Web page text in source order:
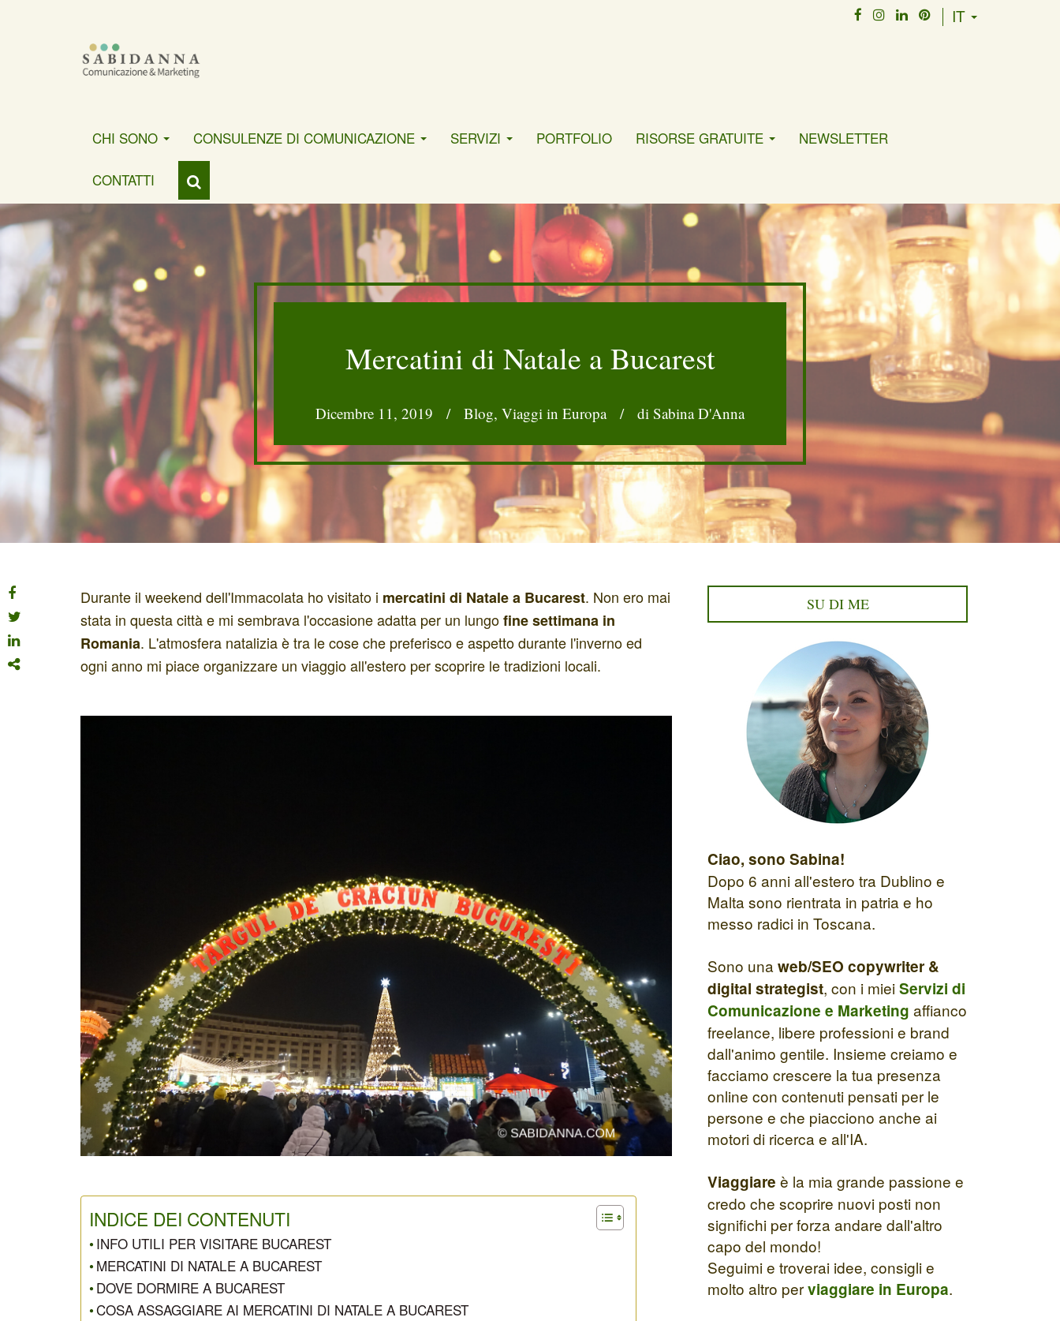
IT
CHI SONO CONSULENZE DI COMUNICAZIONE SERVIZI PORTFOLIO RISORSE GRATUITE NEWSLETTER
CONTATTI
Mercatini di Natale a Bucarest
Dicembre 11, 2019 / Blog, Viaggi in Europa/ di Sabina D'Anna
Durante il weekend dell'Immacolata ho visitato i mercatini di Natale a Bucarest. Non ero mai
stata in questa città e mi sembrava l'occasione adatta per un lungofine settimana in
Romania. L'atmosfera natalizia è tra le cose che preferisco e aspetto durante l'inverno ed
ogni anno mi piace organizzare un viaggio all'estero per scoprire le tradizioni locali.
INDICE DEI CONTENUTI
INFO UTILI PER VISITARE BUCAREST
MERCATINI DI NATALE A BUCAREST
DOVE DORMIRE A BUCAREST
COSA ASSAGGIARE AI MERCATINI DI NATALE A BUCAREST
SU DI ME
Ciao, sono Sabina!
Dopo 6 anni all'estero tra Dublino e
Malta sono rientrata in patria e ho
messo radici in Toscana.
Sono una web/SEO copywriter &
digital strategist, con i mieiServizi di
Comunicazione e Marketing affianco
freelance, libere professioni e brand
dall'animo gentile. Insieme creiamo e
facciamo crescere la tua presenza
online con contenuti pensati per le
persone e che piacciono anche ai
motori di ricerca e all'IA.
Viaggiare è la mia grande passione e
credo che scoprire nuovi posti non
significhi per forza andare dall'altro
capo del mondo!
Seguimi e troverai idee, consigli e
molto altro perviaggiare in Europa.